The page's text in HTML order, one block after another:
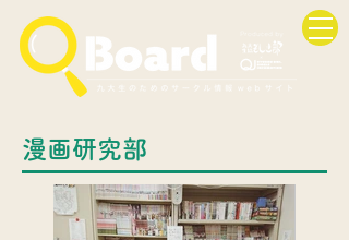
漫画研究部